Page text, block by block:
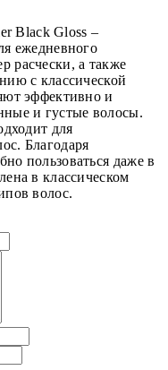
Black Gloss –
ежедневного
расчески, а также
с классической
эффективно и
и густые волосы.
для
Благодаря
пользоваться даже в
в классическом
волос.